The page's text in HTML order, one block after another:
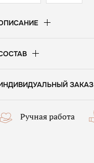
ЗАКАЗ
Ручная работа